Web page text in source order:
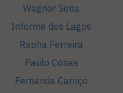
Wagner Sena
Informe dos Lagos
Rapha Ferreira
Paulo Cotias
Fernanda Carriço